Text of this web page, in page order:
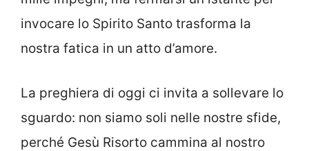
invocare lo Spirito Santo trasforma la
nostra fatica in un atto d’amore.
La preghiera di oggi ci invita a sollevare lo
sguardo: non siamo soli nelle nostre sfide,
perché Gesù Risorto cammina al nostro